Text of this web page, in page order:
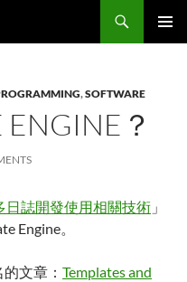
,SOFTWARE
ENGINE？
日誌開發使用相關技術 」
Engine。
文章： Templates and